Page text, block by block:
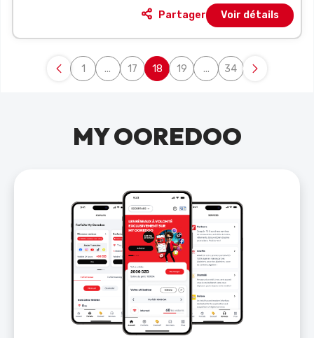
Partager Voir détails
Page
1 ...Pages intermédiaires Utilisez TAB pour
Page
17 Page
18 Page
19 ...Pages intermédiaires
Page
34
MY OOREDOO